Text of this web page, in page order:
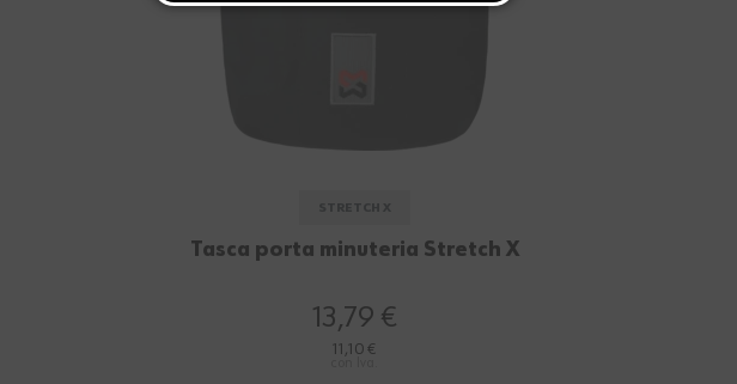
Tasca porta minuteria Stretch X
13,79 €
11,10 €